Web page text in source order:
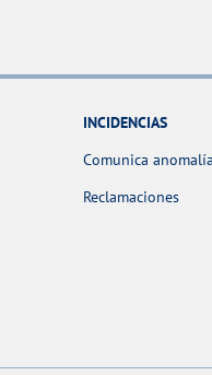
INCIDENCIAS
Comunica
Reclamaciones